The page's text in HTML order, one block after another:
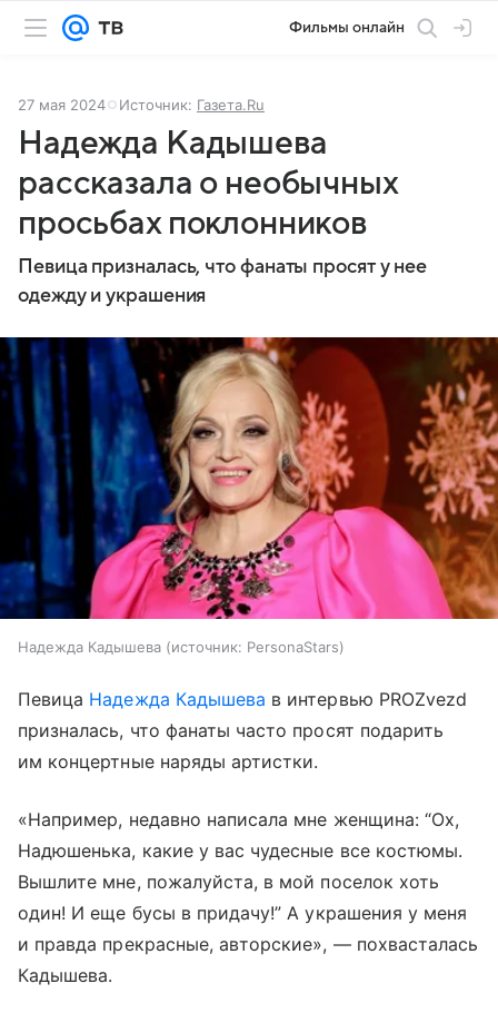
Фильмы онлайн
27 мая 2024 Источник: Газета.Ru
Надежда Кадышева
рассказала о необычных
просьбах поклонников
Певица призналась, что фанаты просят у нее
одежду и украшения
Надежда Кадышева источник: PersonaStars
Певица Надежда Кадышева в интервью PROZvezd
призналась, что фанаты часто просят подарить
им концертные наряды артистки.
«Например, недавно написала мне женщина: “Ох,
Надюшенька, какие у вас чудесные все костюмы.
Вышлите мне, пожалуйста, в мой поселок хоть
один! И еще бусы в придачу!” А украшения у меня
и правда прекрасные, авторские», — похвасталась
Кадышева.